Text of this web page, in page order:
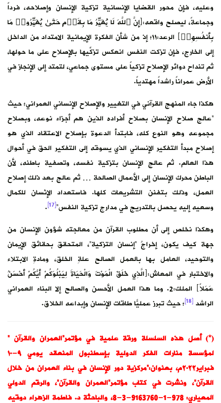
وعليه، فإن محور القضايا الإنسانية تزكية الإنسان وإصلاحه، فرداً
وجماعةً، ليصلح واقعه:﴿إِنَّ ٱللَّهَ لَا یُغَیِّرُ مَا بِقَوۡمٍ حَتَّىٰ یُغَیِّرُوا۟ مَا
بِأَنفُسِهِمۡ﴾ الرعد:١١؛ إذ من شأن الفكرة الإيمانية الامتداد من الداخل
إلى الخارج، فإن تزكت النفس انعكس تزكِّيها بالإصلاح على ما حولها،
ثم تنداح دوائر الإصلاح تزكياً على مستوى جماعي، لتمتد إلى الإنجاز في
الأرض عمراناً راشداً مهتدياً.
هكذا جاء المنهج القرآني في التغيير والإصلاح الإنساني العمراني؛ حيث
“عالج صلاح الإنسان بصلاح أفراده الذين هم أجزاء نوعه، وبصلاح
مجموعه وهو النوع كله، فابتدأ الدعوة بإصلاح الاعتقاد الذي هو
إصلاح مبدأ التفكير الإنساني الذي يسوقه إلى التفكير الحق في أحوال
هذا العالم. ثم عالج الإنسان بتزكية نفسه، وتصفية باطنه، لأن
الباطن محرك الإنسان إلى الأعمال الصالحة … ثم عالج بعد ذلك إصلاح
العمل، وذلك بتفنن التشريعات كلها. فاستعداد الإنْسان للكمال
وسعيه إليه يحصل بالتدريج في مدارج تزكية النفس”[17]
.
وهكذا نخلص إلى أن مطلوب القرآن من معالجته شؤون الإنسان من
جهة كيف يكون، إخراجُ “إنسان التزكية”، المتحقق بحقائق الإيمان
والتوحيد، العامل بها بالعمل الصالح علةِ الخلق، ومادةِ الابتلاء
والاختبار في المعاش:﴿الَّذِي خَلَقَ الْمَوْتَ وَالْحَيَاةَ لِيَبْلُوَكُمْ أَيُّكُمْ أَحْسَنُ
عَمَلاً﴾ الملك:2. وما هذا العمل الأحسن والصالح إلا البناء العمراني
الراشد [18] ؛ حيث تبرز عمليّاً طاقات الإنسان وإبداعه الخلاق.
(*) أصل هذه السلسلة ورقة علمية في مؤتمر”العمران والقرآن ”
لمؤسسة منارات الفكر الدولية بإسطنبول المنعقد يومي ٩-١٠
فبراير٢٠٢٢م، بعنوان:”مركزية دور الإنسان في بناء العمران من خلال
القرآن”، ونشرت في كتاب مؤتمر”العمران والقرآن”، والرقم الدولي
المعياري: 978-1-9163760-3-8، والباحثة د. فاطمة الزهراء دوقيه